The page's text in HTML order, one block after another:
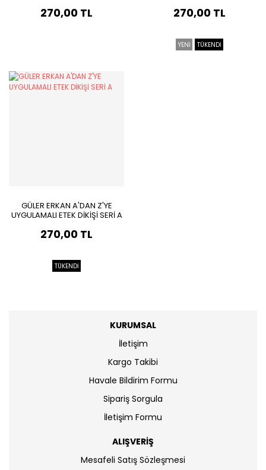
270,00 TL 270,00 TL
YENİ TÜKENDİ
GÜLER ERKAN A'DAN Z'YE
UYGULAMALI ETEK DİKİŞİ SERİ A
270,00 TL
TÜKENDİ
KURUMSAL
İletişim
Kargo Takibi
Havale Bildirim Formu
Sipariş Sorgula
İletişim Formu
ALIŞVERİŞ
Mesafeli Satış Sözleşmesi